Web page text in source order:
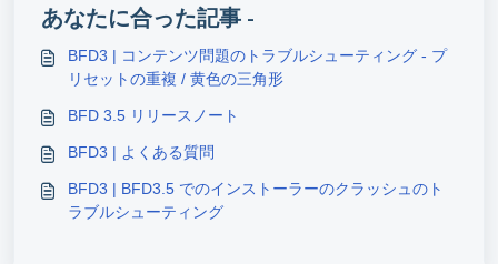
あなたに合った記事 -
BFD3 | コンテンツ問題のトラブルシューティング - プ
リセットの重複 / 黄色の三角形
BFD 3.5 リリースノート
BFD3 | よくある質問
BFD3 | BFD3.5 でのインストーラーのクラッシュのト
ラブルシューティング